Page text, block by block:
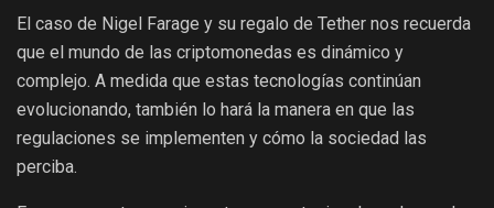
El caso de Nigel Farage y su regalo de Tether nos recuerda
que el mundo de las criptomonedas es dinámico y
complejo. A medida que estas tecnologías continúan
evolucionando, también lo hará la manera en que las
regulaciones se implementen y cómo la sociedad las
perciba.